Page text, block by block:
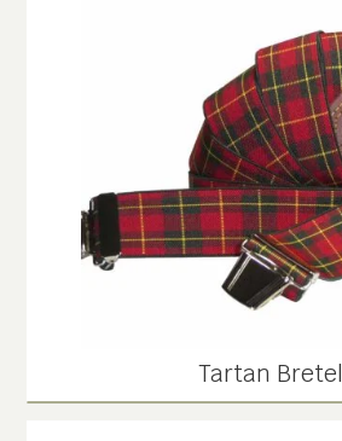
Tartan Bretel